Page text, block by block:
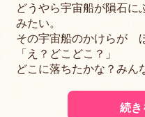
どうやら宇宙船が隕石に
みたい。
その宇宙船のかけらが
「え？どこどこ？」
どこに落ちたかな？み
続き